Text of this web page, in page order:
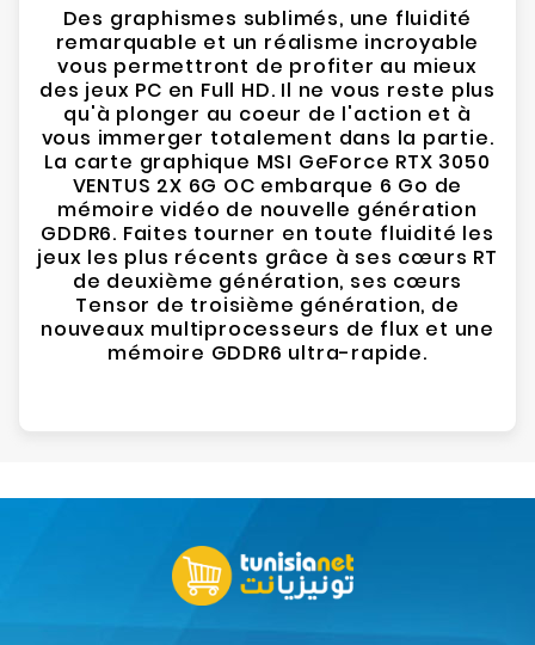
Des graphismes sublimés, une fluidité
remarquable et un réalisme incroyable
vous permettront de profiter au mieux
des jeux PC en Full HD. Il ne vous reste plus
qu'à plonger au coeur de l'action et à
vous immerger totalement dans la partie.
La carte graphique MSI GeForce RTX 3050
VENTUS 2X 6G OC embarque 6 Go de
mémoire vidéo de nouvelle génération
GDDR6. Faites tourner en toute fluidité les
jeux les plus récents grâce à ses cœurs RT
de deuxième génération, ses cœurs
Tensor de troisième génération, de
nouveaux multiprocesseurs de flux et une
mémoire GDDR6 ultra-rapide.